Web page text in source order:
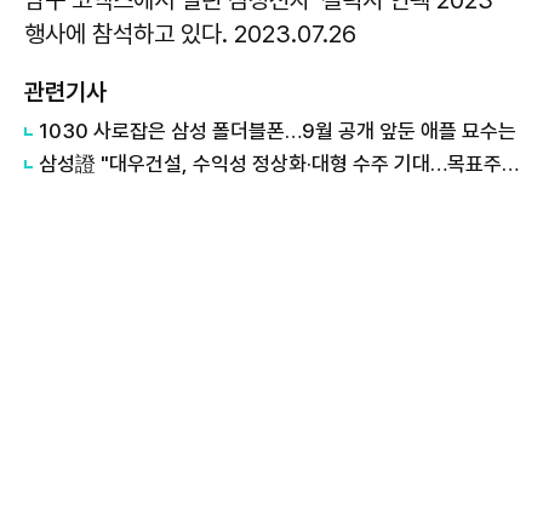
행사에 참석하고 있다. 2023.07.26
관련기사
1030 사로잡은 삼성 폴더블폰…9월 공개 앞둔 애플 묘수는
삼성證 "대우건설, 수익성 정상화·대형 수주 기대…목표주가 2만1000원"